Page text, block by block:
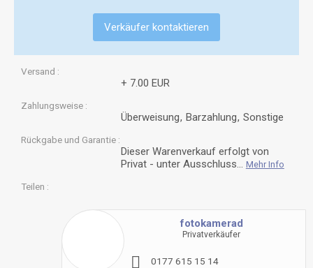
Verkäufer kontaktieren
Versand
+ 7.00 EUR
Zahlungsweise
Überweisung Barzahlung Sonstige
Rückgabe und Garantie
Dieser Warenverkauf erfolgt von
Privat - unter Ausschluss... Mehr Info
Teilen
fotokamerad
Privatverkäufer
4
1
5
1
5
1
6
7
7
1
0